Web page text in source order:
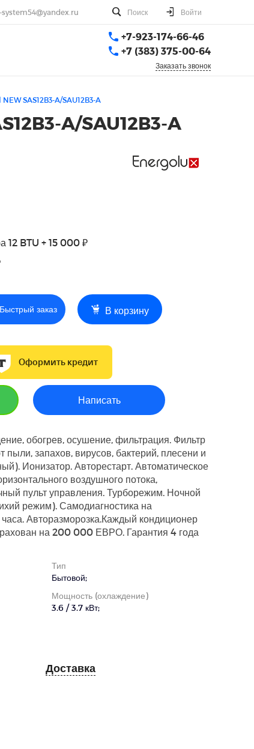
Поиск Войти
+7-923-174-66-46
+7 (383) 375-00-64
Заказать звонок
SAS12B3-A/SAU12B3-A
A/SAU12B3-A
12 BTU + 15 000 ₽
Быстрый заказ В корзину
Оформить кредит
Написать
обогрев, осушение, фильтрация. Фильтр
пыли, запахов, вирусов, бактерий, плесени и
Ионизатор. Авторестарт. Автоматическое
воздушного потока,
пульт управления. Турборежим. Ночной
режим). Самодиагностика на
Авторазморозка.Каждый кондиционер
на 200 000 ЕВРО. Гарантия 4 года
Тип
Бытовой;
Мощность (охлаждение)
3.6 / 3.7 кВт;
Доставка